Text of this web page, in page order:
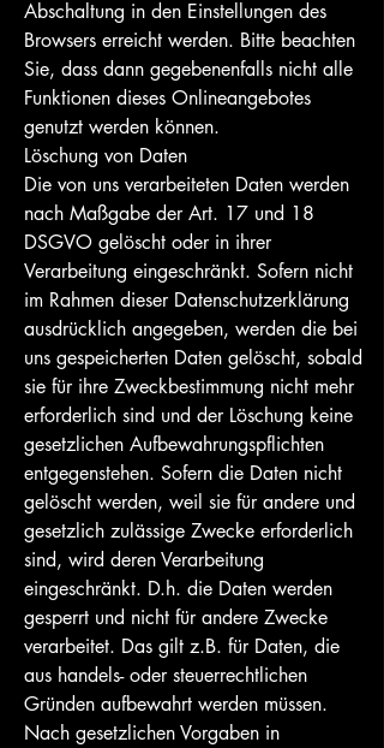
Abschaltung in den Einstellungen des
Browsers erreicht werden. Bitte beachten
Sie, dass dann gegebenenfalls nicht alle
Funktionen dieses Onlineangebotes
genutzt werden können.
Löschung von Daten
Die von uns verarbeiteten Daten werden
nach Maßgabe der Art. 17 und 18
DSGVO gelöscht oder in ihrer
Verarbeitung eingeschränkt. Sofern nicht
im Rahmen dieser Datenschutzerklärung
ausdrücklich angegeben, werden die bei
uns gespeicherten Daten gelöscht, sobald
sie für ihre Zweckbestimmung nicht mehr
erforderlich sind und der Löschung keine
gesetzlichen Aufbewahrungspflichten
entgegenstehen. Sofern die Daten nicht
gelöscht werden, weil sie für andere und
gesetzlich zulässige Zwecke erforderlich
sind, wird deren Verarbeitung
eingeschränkt. D.h. die Daten werden
gesperrt und nicht für andere Zwecke
verarbeitet. Das gilt z.B. für Daten, die
aus handels- oder steuerrechtlichen
Gründen aufbewahrt werden müssen.
Nach gesetzlichen Vorgaben in